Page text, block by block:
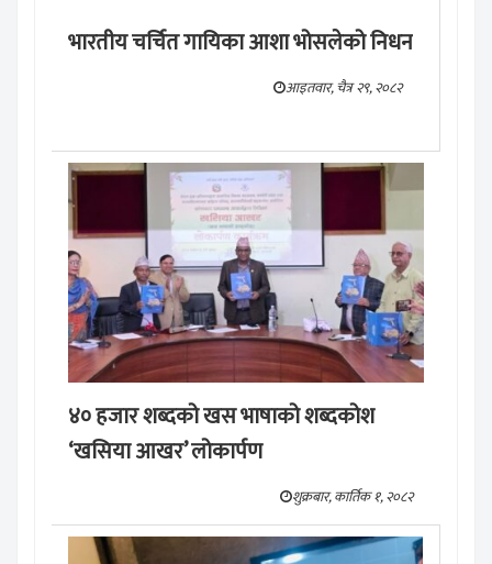
भारतीय चर्चित गायिका आशा भोसलेको निधन
आइतवार, चैत्र २९, २०८२
४० हजार शब्दको खस भाषाको शब्दकोश
‘खसिया आखर’ लोकार्पण
शुक्रबार, कार्तिक १, २०८२